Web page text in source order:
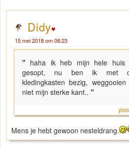
Didy
15 mei 2018 om 08:23
" haha ik heb mijn hele huis
gesopt, nu ben ik met
kledingkasten bezig,
niet mijn sterke kant.. "
Mens je hebt gewoon nesteldrang.